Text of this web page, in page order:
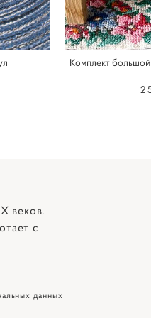
Комплект
2
веков.
с
данных